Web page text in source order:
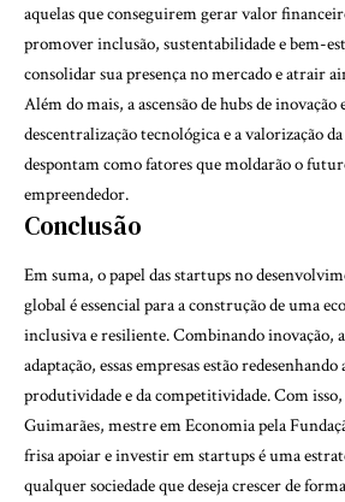
aquelas que conseguirem gerar valor
promover inclusão, sustentabilidade e bem-
consolidar sua presença no mercado e atrair
Além do mais, a ascensão de hubs de inovação
descentralização tecnológica e a valorização
despontam como fatores que moldarão o
empreendedor.
Conclusão
Em suma, o papel das startups no
global é essencial para a construção de uma
inclusiva e resiliente. Combinando inovação,
adaptação, essas empresas estão
produtividade e da competitividade. Com
Guimarães, mestre em Economia pela
frisa apoiar e investir em startups é uma
qualquer sociedade que deseja crescer de